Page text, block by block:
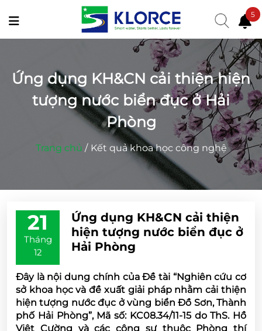
5
Ứng dụng KH&CN cải thiện hiện
tượng nước biển đục ở Hải
Phòng
Trang chủ / Kết quả khoa học công nghệ
21
Tháng
12
Ứng dụng KH&CN cải thiện
hiện tượng nước biển đục ở
Hải Phòng
Đây là nội dung chính của Đề tài “Nghiên cứu cơ
sở khoa học và đề xuất giải pháp nhằm cải thiện
hiện tượng nước đục ở vùng biển Đồ Sơn, Thành
phố Hải Phòng”, Mã số: KC08.34/11-15 do ThS. Hồ
Việt Cường và các cộng sự thuộc Phòng thí